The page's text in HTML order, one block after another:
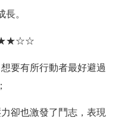
長。
要有所行動者最好避過
卻也激發了鬥志，表現